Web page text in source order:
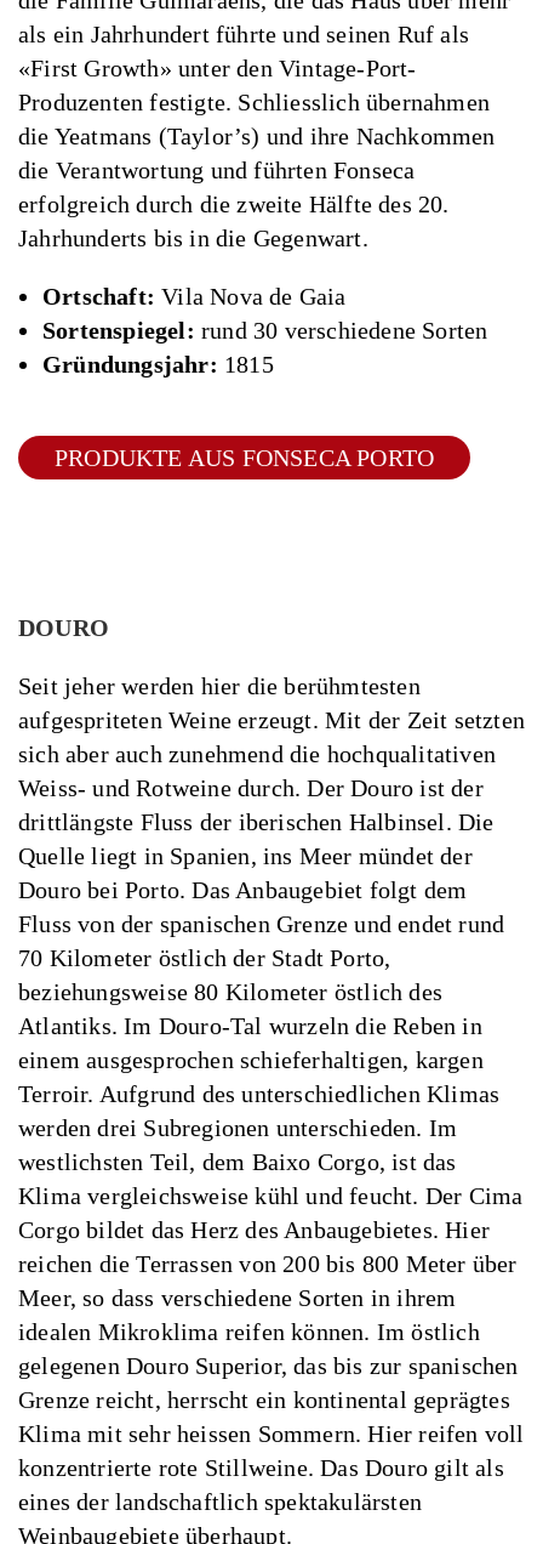
als ein Jahrhundert führte und seinen Ruf als
«First Growth» unter den Vintage-Port-
Produzenten festigte. Schliesslich übernahmen
die Yeatmans (Taylor’s) und ihre Nachkommen
die Verantwortung und führten Fonseca
erfolgreich durch die zweite Hälfte des 20.
Jahrhunderts bis in die Gegenwart.
Ortschaft: Vila Nova de Gaia
Sortenspiegel: rund 30 verschiedene Sorten
Gründungsjahr: 1815
PRODUKTE AUS FONSECA PORTO
DOURO
Seit jeher werden hier die berühmtesten
aufgespriteten Weine erzeugt. Mit der Zeit setzten
sich aber auch zunehmend die hochqualitativen
Weiss- und Rotweine durch. Der Douro ist der
drittlängste Fluss der iberischen Halbinsel. Die
Quelle liegt in Spanien, ins Meer mündet der
Douro bei Porto. Das Anbaugebiet folgt dem
Fluss von der spanischen Grenze und endet rund
70 Kilometer östlich der Stadt Porto,
beziehungsweise 80 Kilometer östlich des
Atlantiks. Im Douro-Tal wurzeln die Reben in
einem ausgesprochen schieferhaltigen, kargen
Terroir. Aufgrund des unterschiedlichen Klimas
werden drei Subregionen unterschieden. Im
westlichsten Teil, dem Baixo Corgo, ist das
Klima vergleichsweise kühl und feucht. Der Cima
Corgo bildet das Herz des Anbaugebietes. Hier
reichen die Terrassen von 200 bis 800 Meter über
Meer, so dass verschiedene Sorten in ihrem
idealen Mikroklima reifen können. Im östlich
gelegenen Douro Superior, das bis zur spanischen
Grenze reicht, herrscht ein kontinental geprägtes
Klima mit sehr heissen Sommern. Hier reifen voll
konzentrierte rote Stillweine. Das Douro gilt als
eines der landschaftlich spektakulärsten
Weinbaugebiete überhaupt.